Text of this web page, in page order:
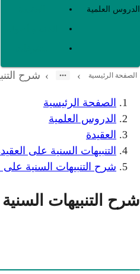
الدروس العلمية
الصفحة الرئيسية ›
› شرح
الصفحة الرئيسية
الدروس العلمية
العقيدة
التنبيهات السنية على
شرح التنبيهات السنية على
شرح التنبيهات السنية